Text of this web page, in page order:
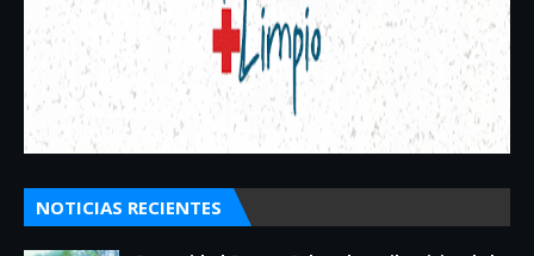
NOTICIAS RECIENTES